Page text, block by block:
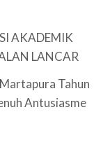
AKADEMIK
LANCAR
Tahun
Antusiasme